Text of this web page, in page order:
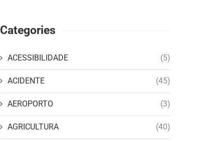
Categories
ACESSIBILIDADE (5)
ACIDENTE (45)
AEROPORTO (3)
AGRICULTURA (40)